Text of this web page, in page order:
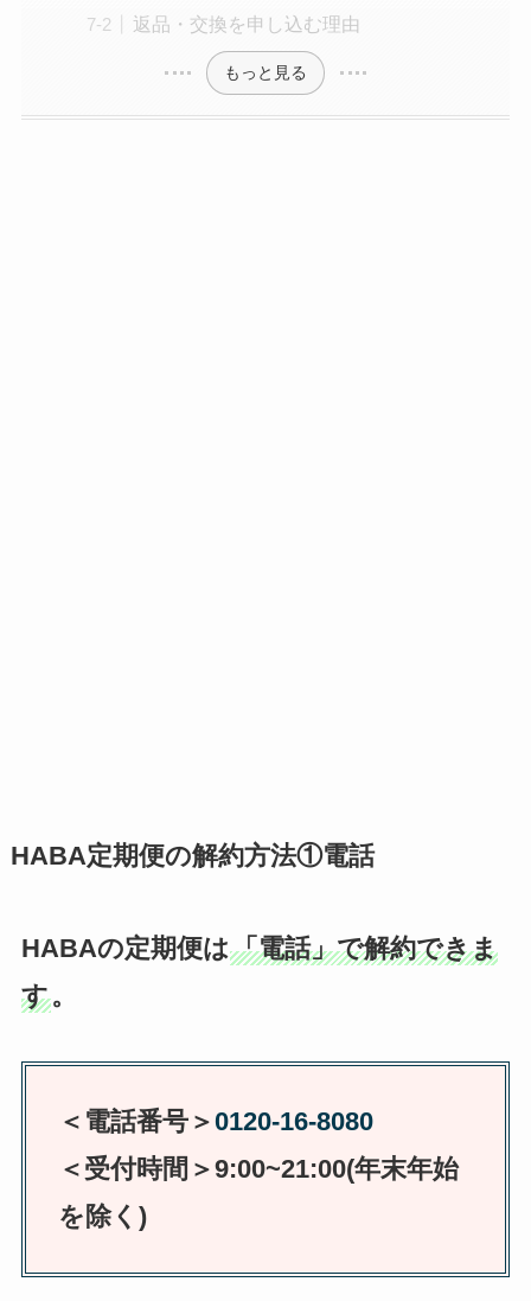
返品・交換を申し込む理由
もっと見る
HABA定期便の解約方法①電話
HABAの定期便は「電話」で解約できま
す。
＜電話番号＞0120-16-8080
＜受付時間＞9:00~21:00(年末年始
を除く)